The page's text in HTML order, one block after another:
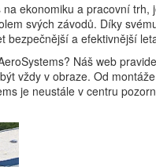
ekonomiku a pracovní
svých závodů. Díky
a efektivnější
Náš web
vždy v obraze. Od
je neustále v centru